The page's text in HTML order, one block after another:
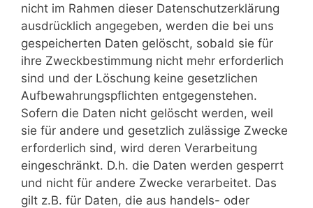
nicht im Rahmen dieser Datenschutzerklärung
ausdrücklich angegeben, werden die bei uns
gespeicherten Daten gelöscht, sobald sie für
ihre Zweckbestimmung nicht mehr erforderlich
sind und der Löschung keine gesetzlichen
Aufbewahrungspflichten entgegenstehen.
Sofern die Daten nicht gelöscht werden, weil
sie für andere und gesetzlich zulässige Zwecke
erforderlich sind, wird deren Verarbeitung
eingeschränkt. D.h. die Daten werden gesperrt
und nicht für andere Zwecke verarbeitet. Das
gilt z.B. für Daten, die aus handels- oder